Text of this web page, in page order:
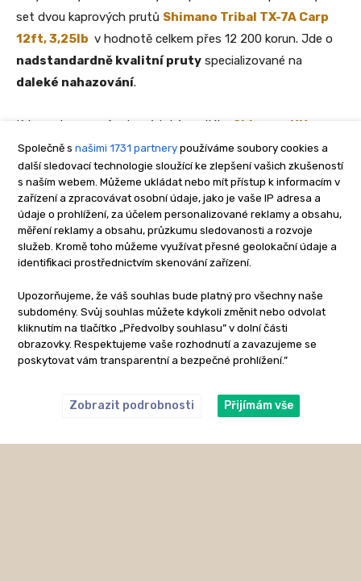
Společně s našimi 1731 partnery používáme soubory cookies a
další sledovací technologie sloužící ke zlepšení vašich zkušeností
s naším webem. Můžeme ukládat nebo mít přístup k informacím v
zařízení a zpracovávat osobní údaje, jako je vaše IP adresa a
údaje o prohlížení, za účelem personalizované reklamy a obsahu,
měření reklamy a obsahu, průzkumu sledovanosti a rozvoje
služeb. Kromě toho můžeme využívat přesné geolokační údaje a
identifikaci prostřednictvím skenování zařízení.
Upozorňujeme, že váš souhlas bude platný pro všechny naše
subdomény. Svůj souhlas můžete kdykoli změnit nebo odvolat
kliknutím na tlačítko „Předvolby souhlasu” v dolní části
obrazovky. Respektujeme vaše rozhodnutí a zavazujeme se
poskytovat vám transparentní a bezpečné prohlížení.”
Zobrazit podrobnosti Přijímám vše